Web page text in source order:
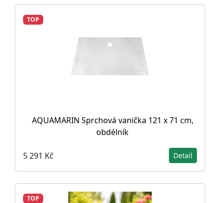
TOP
AQUAMARIN Sprchová vanička 121 x 71 cm,
obdélník
5 291 Kč Detail
TOP